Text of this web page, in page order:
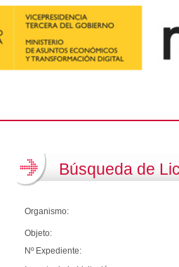
Búsqueda de
Organismo:
Objeto:
Nº Expediente: